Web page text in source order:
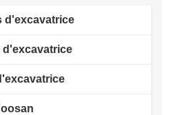
d'excavatrice
d'excavatrice